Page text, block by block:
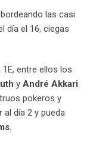
las casi
día el 16, ciegas
entre ellos los
y André Akkari.
pokeros y
día 2 y pueda
.